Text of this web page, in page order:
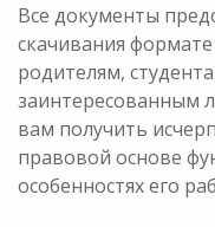
Все документы
скачивания
родителям,
заинтересованным
вам получить
правовой основе
особенностях его